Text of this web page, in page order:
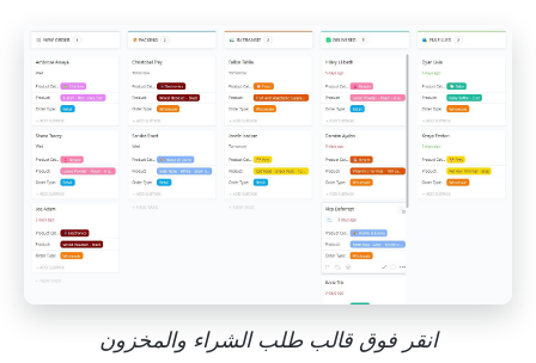
انقر فوق قالب طلب الشراء والمخزون